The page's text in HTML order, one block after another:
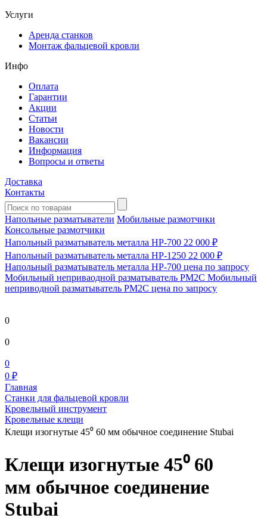
Услуги
Аренда станков
Монтаж фальцевой кровли
Инфо
Оплата
Гарантии
Акции
Статьи
Новости
Вакансии
Информация
Вопросы и ответы
Доставка
Контакты
Напольные разматыватели Мобильные размотчики
Консольные размотчики
Напольный разматыватель металла HP-700 22 000 ₽
Напольный разматыватель металла HP-1250 22 000 ₽
Напольный разматыватель металла HP-700 цена по запросу
Мобильный непривaодной разматыватель РМ2С Мобильный
неприводной разматыватель РМ2С цена по запросу
0
0
0
0 ₽
Главная
Станки для фальцевой кровли
Кровельный инструмент
Кровельные клещи
Клещи изогнутые 45⁰ 60 мм обычное соединение Stubai
Клещи изогнутые 45⁰ 60
мм обычное соединение
Stubai